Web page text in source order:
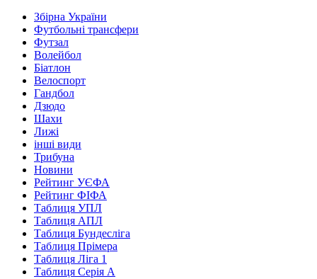
Збірна України
Футбольні трансфери
Футзал
Волейбол
Біатлон
Велоспорт
Гандбол
Дзюдо
Шахи
Лижі
інші види
Трибуна
Новини
Рейтинг УЄФА
Рейтинг ФІФА
Таблиця УПЛ
Таблиця АПЛ
Таблиця Бундесліга
Таблиця Прімера
Таблиця Ліга 1
Таблиця Серія А